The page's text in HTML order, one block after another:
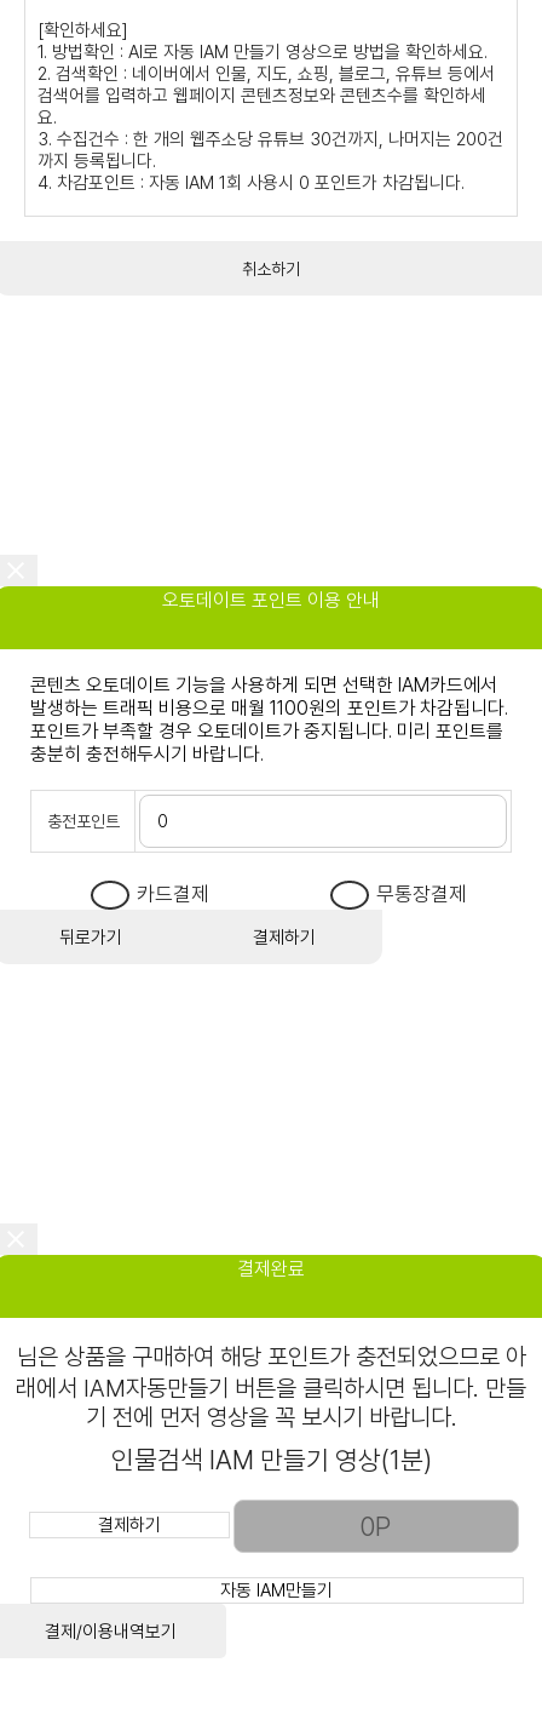
[확인하세요]
1. 방법확인 : AI로 자동 IAM 만들기 영상으로 방법을 확인하세요.
2. 검색확인 : 네이버에서 인물, 지도, 쇼핑, 블로그, 유튜브 등에서
검색어를 입력하고 웹페이지 콘텐츠정보와 콘텐츠수를 확인하세
요.
3. 수집건수 : 한 개의 웹주소당 유튜브 30건까지, 나머지는 200건
까지 등록됩니다.
4. 차감포인트 : 자동 IAM 1회 사용시 0 포인트가 차감됩니다.
취소하기
오토데이트 포인트 이용 안내
콘텐츠 오토데이트 기능을 사용하게 되면 선택한 IAM카드에서
발생하는 트래픽 비용으로 매월 1100원의 포인트가 차감됩니다.
포인트가 부족할 경우 오토데이트가 중지됩니다. 미리 포인트를
충분히 충전해두시기 바랍니다.
충전포인트
카드결제 무통장결제
뒤로가기 결제하기
결제완료
님은 상품을 구매하여 해당 포인트가 충전되었으므로 아
래에서 IAM자동만들기 버튼을 클릭하시면 됩니다. 만들
기 전에 먼저 영상을 꼭 보시기 바랍니다.
인물검색 IAM 만들기 영상(1분)
결제하기
자동 IAM만들기
결제/이용내역보기